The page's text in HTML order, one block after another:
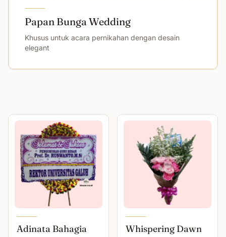
Papan Bunga Wedding
Khusus untuk acara pernikahan dengan desain
elegant
Adinata Bahagia Whispering Dawn